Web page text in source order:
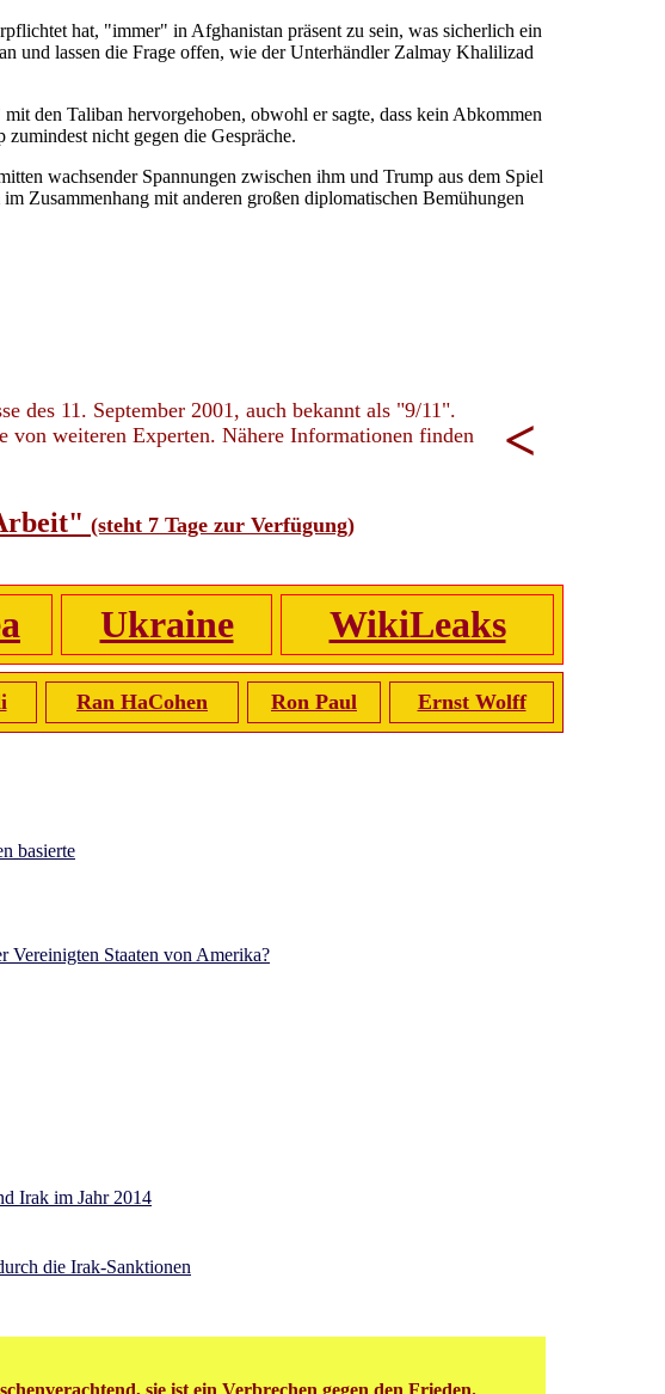
hat, "immer" in Afghanistan präsent zu sein, was sicherlich ein
und lassen die Frage offen, wie der Unterhändler Zalmay Khalilizad
den Taliban hervorgehoben, obwohl er sagte, dass kein Abkommen
nicht gegen die Gespräche.
wachsender Spannungen zwischen ihm und Trump aus dem Spiel
Zusammenhang mit anderen großen diplomatischen Bemühungen
des 11. September 2001, auch bekannt als "9/11".
von weiteren Experten. Nähere Informationen finden
<
(steht 7 Tage zur Verfügung)
Ukraine WikiLeaks
Ran HaCohen Ron Paul Ernst Wolff
basierte
Vereinigten Staaten von Amerika?
Irak im Jahr 2014
die Irak-Sanktionen
sie ist ein Verbrechen gegen den Frieden.